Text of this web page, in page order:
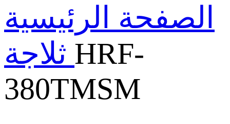
الصفحة الرئيسية
HRF-
380TMSM